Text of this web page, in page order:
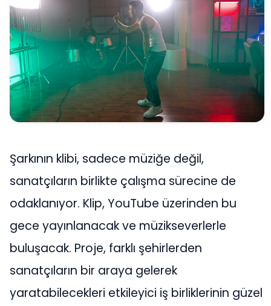
Şarkının klibi, sadece müziğe değil,
sanatçıların birlikte çalışma sürecine de
odaklanıyor. Klip, YouTube üzerinden bu
gece yayınlanacak ve müzikseverlerle
buluşacak. Proje, farklı şehirlerden
sanatçıların bir araya gelerek
yaratabilecekleri etkileyici iş birliklerinin güzel